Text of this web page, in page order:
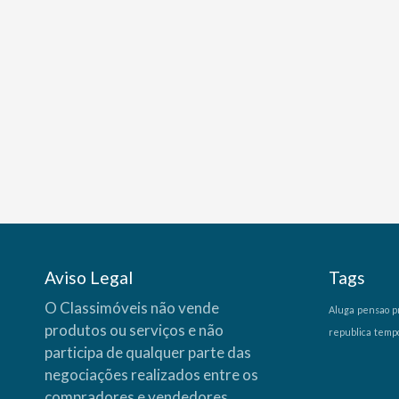
Aviso Legal
O Classimóveis não vende
produtos ou serviços e não
participa de qualquer parte das
negociações realizados entre os
Tags
Aluga pensao
republica